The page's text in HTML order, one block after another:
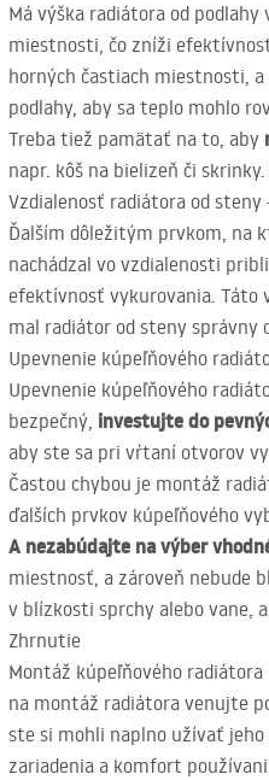
Má výška radiátora od
miestnosti, čo zníži
horných častiach miestnosti,
podlahy, aby sa teplo mohlo
Treba tiež pamätať na to, aby
napr. kôš na bielizeň či skrinky.
Vzdialenosť radiátora od
Ďalším dôležitým prvkom, na
nachádzal vo vzdialenosti
efektívnosť vykurovania. Táto
mal radiátor od steny správny
Upevnenie kúpeľňového
Upevnenie kúpeľňového
bezpečný, investujte do
aby ste sa pri vŕtaní otvorov
Častou chybou je montáž
ďalších prvkov kúpeľňového
A nezabúdajte na výber
miestnosť, a zároveň nebude
v blízkosti sprchy alebo vane,
Zhrnutie
Montáž kúpeľňového
na montáž radiátora venujte
ste si mohli naplno užívať jeho
zariadenia a komfort